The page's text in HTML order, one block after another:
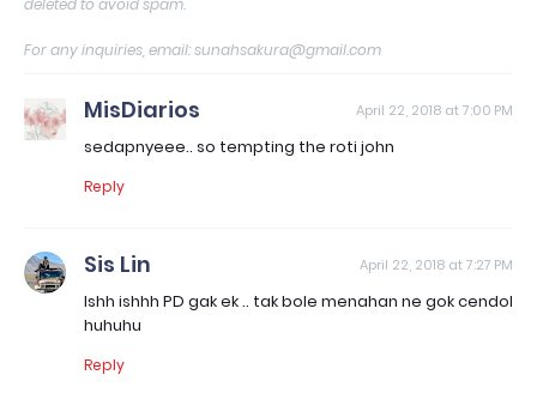
deleted to avoid spam.
For any inquiries, email: sunahsakura@gmail.com
MisDiarios April 22, 2018 at 7:00 PM
sedapnyeee.. so tempting the roti john
Reply
Sis Lin April 22, 2018 at 7:27 PM
Ishh ishhh PD gak ek .. tak bole menahan ne gok cendol
huhuhu
Reply